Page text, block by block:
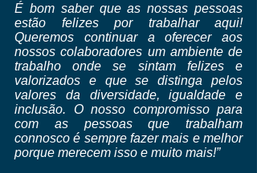
É bom saber que as nossas pessoas
estão felizes por trabalhar aqui!
Queremos continuar a oferecer aos
nossos colaboradores um ambiente de
trabalho onde se sintam felizes e
valorizados e que se distinga pelos
valores da diversidade, igualdade e
inclusão. O nosso compromisso para
com as pessoas que trabalham
connosco é sempre fazer mais e melhor
porque merecem isso e muito mais!”